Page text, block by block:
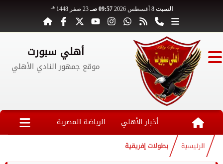
السبت 8 أغسطس 2026 09:57 صـ 23 صفر 1448 هـ
أهلي سبورت
موقع جمهور النادي الأهلي
أخبار الأهلي الرياضة المصرية
الرئيسية بطولات إفريقية